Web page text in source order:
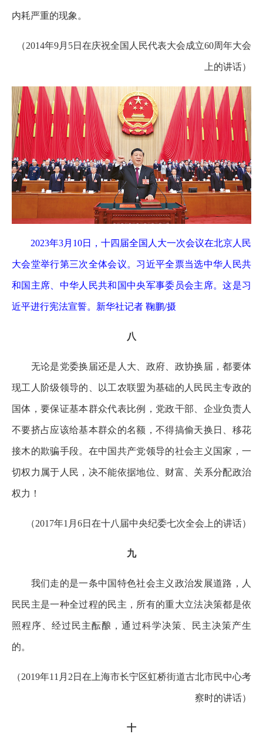
内耗严重的现象。
（2014年9月5日在庆祝全国人民代表大会成立60周年大会
上的讲话）
2023年3月10日，十四届全国人大一次会议在北京人民
大会堂举行第三次全体会议。习近平全票当选中华人民共
和国主席、中华人民共和国中央军事委员会主席。这是习
近平进行宪法宣誓。新华社记者 鞠鹏/摄
八
无论是党委换届还是人大、政府、政协换届，都要体
现工人阶级领导的、以工农联盟为基础的人民民主专政的
国体，要保证基本群众代表比例，党政干部、企业负责人
不要挤占应该给基本群众的名额，不得搞偷天换日、移花
接木的欺骗手段。在中国共产党领导的社会主义国家，一
切权力属于人民，决不能依据地位、财富、关系分配政治
权力！
（2017年1月6日在十八届中央纪委七次全会上的讲话）
九
我们走的是一条中国特色社会主义政治发展道路，人
民民主是一种全过程的民主，所有的重大立法决策都是依
照程序、经过民主酝酿，通过科学决策、民主决策产生
的。
（2019年11月2日在上海市长宁区虹桥街道古北市民中心考
察时的讲话）
十